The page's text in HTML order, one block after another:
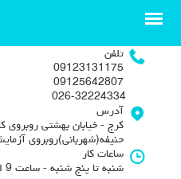
تلفن
09123131175
09125642807
آدرس
حنیفه(شهربانی)روبروی
ساعات کار
شنبه تا پنج شنبه - ساعت 9 الی 21